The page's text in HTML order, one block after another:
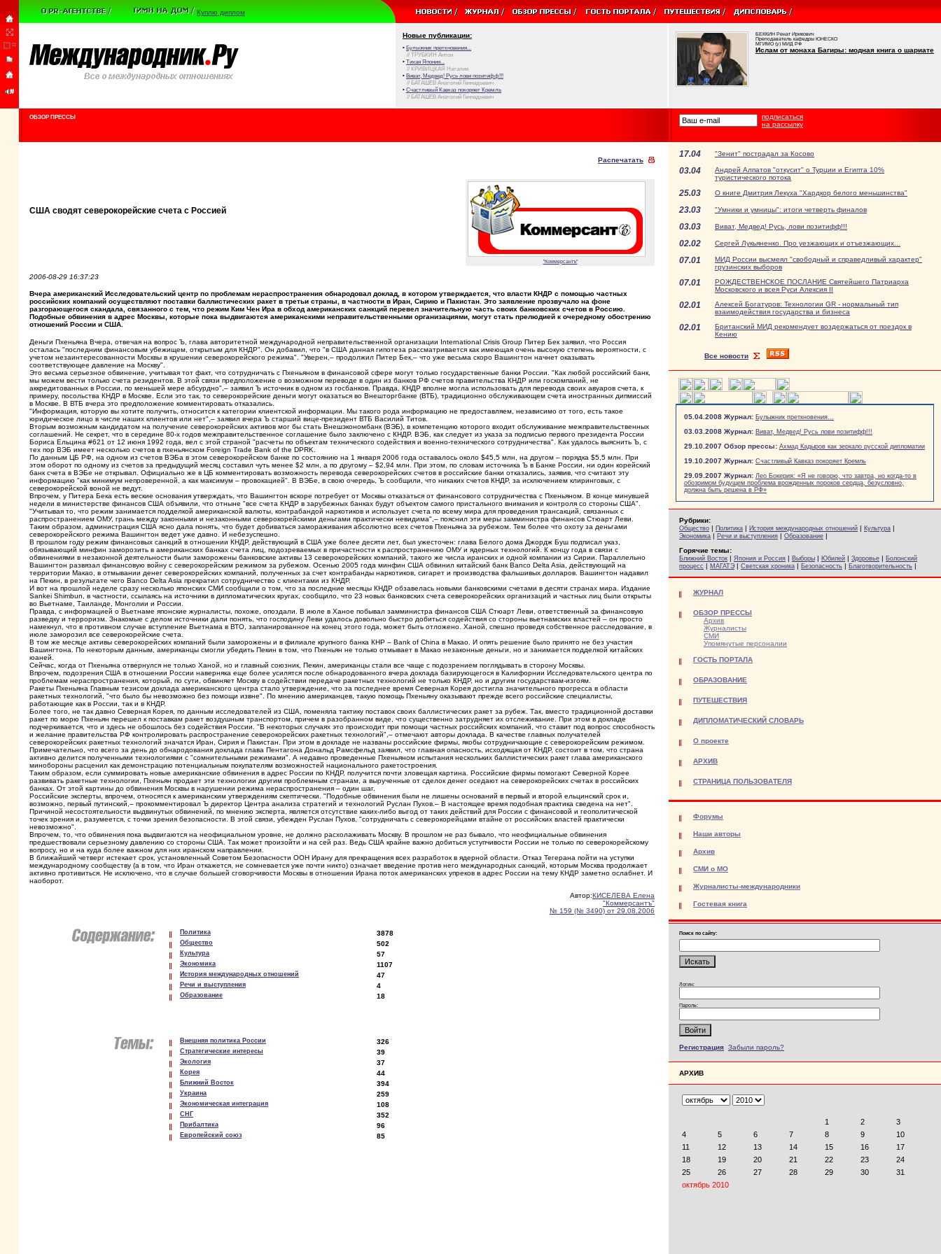
Куплю диплом
Новые публикации:
• Булыжник преткновения...
// ТРУБКИН Антон
• Тихая Япония...
// КРИВИЦКАЯ Наталия
• Виват, Медвед! Русь лови позитифф!!!
// БАТАШЕВ Анатолий Геннадьевич
• Счастливый Кавказ покоряет Кремль
// БАТАШЕВ Анатолий Геннадьевич
БЕККИН Ренат Ирикович
Преподаватель кафедры ЮНЕСКО
МГИМО (у) МИД РФ
Ислам от монаха Багиры: модная книга о шариате
ОБЗОР ПРЕССЫ
подписаться
на рассылку
Распечатать
США сводят северокорейские счета с Россией
"Коммерсантъ"
2006-08-29 16:37:23
Вчера американский Исследовательский центр по проблемам нераспространения обнародовал доклад, в котором утверждается, что власти КНДР с помощью частных
российских компаний осуществляют поставки баллистических ракет в третьи страны, в частности в Иран, Сирию и Пакистан. Это заявление прозвучало на фоне
разгорающегося скандала, связанного с тем, что режим Ким Чен Ира в обход американских санкций перевел значительную часть своих банковских счетов в Россию.
Подобные обвинения в адрес Москвы, которые пока выдвигаются американскими неправительственными организациями, могут стать прелюдией к очередному обострению
отношений России и США.
Деньги Пхеньяна Вчера, отвечая на вопрос Ъ, глава авторитетной международной неправительственной организации International Crisis Group Питер Бек заявил, что Россия
осталась "последним финансовым убежищем, открытым для КНДР". Он добавил, что "в США данная гипотеза рассматривается как имеющая очень высокую степень вероятности, с
учетом незаинтересованности Москвы в крушении северокорейского режима". "Уверен,– продолжил Питер Бек,– что уже весьма скоро Вашингтон начнет оказывать
соответствующее давление на Москву".
Это весьма серьезное обвинение, учитывая тот факт, что сотрудничать с Пхеньяном в финансовой сфере могут только государственные банки России. "Как любой российский банк,
мы можем вести только счета резидентов. В этой связи предположение о возможном переводе в один из банков РФ счетов правительства КНДР или госкомпаний, не
аккредитованных в России, по меньшей мере абсурдно",– заявил Ъ источник в одном из госбанков. Правда, КНДР вполне могла использовать для перевода своих авуаров счета, к
примеру, посольства КНДР в Москве. Если это так, то северокорейские деньги могут оказаться во Внешторгбанке (ВТБ), традиционно обслуживающем счета иностранных дипмиссий
в Москве. В ВТБ вчера это предположение комментировать отказались.
"Информация, которую вы хотите получить, относится к категории клиентской информации. Мы такого рода информацию не предоставляем, независимо от того, есть такое
юридическое лицо в числе наших клиентов или нет",– заявил вчера Ъ старший вице-президент ВТБ Василий Титов.
Вторым возможным кандидатом на получение северокорейских активов мог бы стать Внешэкономбанк (ВЭБ), в компетенцию которого входит обслуживание межправительственных
соглашений. Не секрет, что в середине 80-х годов межправительственное соглашение было заключено с КНДР. ВЭБ, как следует из указа за подписью первого президента России
Бориса Ельцина #621 от 12 июня 1992 года, вел с этой страной "расчеты по объектам технического содействия и военно-технического сотрудничества". Как удалось выяснить Ъ, с
тех пор ВЭБ имеет несколько счетов в пхеньянском Foreign Trade Bank of the DPRK.
По данным ЦБ РФ, на одном из счетов ВЭБа в этом северокорейском банке по состоянию на 1 января 2006 года оставалось около $45,5 млн, на другом – порядка $5,5 млн. При
этом оборот по одному из счетов за предыдущий месяц составил чуть менее $2 млн, а по другому – $2,94 млн. При этом, по словам источника Ъ в Банке России, ни один корейский
банк счета в ВЭБе не открывал. Официально же в ЦБ комментировать возможность перевода северокорейских счетов в российские банки отказались, заявив, что считают эту
информацию "как минимум непроверенной, а как максимум – провокацией". В ВЭБе, в свою очередь, Ъ сообщили, что никаких счетов КНДР, за исключением клиринговых, с
северокорейской воной не ведут.
Впрочем, у Питера Бека есть веские основания утверждать, что Вашингтон вскоре потребует от Москвы отказаться от финансового сотрудничества с Пхеньяном. В конце минувшей
недели в министерстве финансов США объявили, что отныне "все счета КНДР в зарубежных банках будут объектом самого пристального внимания и контроля со стороны США".
"Учитывая то, что режим занимается подделкой американской валюты, контрабандой наркотиков и использует счета по всему мира для проведения трансакций, связанных с
распространением ОМУ, грань между законными и незаконными северокорейскими деньгами практически невидима",– пояснил эти меры замминистра финансов Стюарт Леви.
Таким образом, администрация США ясно дала понять, что будет добиваться замораживания абсолютно всех счетов Пхеньяна за рубежом. Тем более что охоту за деньгами
северокорейского режима Вашингтон ведет уже давно. И небезуспешно.
В прошлом году режим финансовых санкций в отношении КНДР, действующий в США уже более десяти лет, был ужесточен: глава Белого дома Джордж Буш подписал указ,
обязывающий минфин заморозить в американских банках счета лиц, подозреваемых в причастности к распространению ОМУ и ядерных технологий. К концу года в связи с
обвинениями в незаконной деятельности были заморожены банковские активы 13 северокорейских компаний, такого же числа иранских и одной компании из Сирии. Параллельно
Вашингтон развязал финансовую войну с северокорейским режимом за рубежом. Осенью 2005 года минфин США обвинил китайский банк Banco Delta Asia, действующий на
территории Макао, в отмывании денег северокорейских компаний, полученных за счет контрабанды наркотиков, сигарет и производства фальшивых долларов. Вашингтон надавил
на Пекин, в результате чего Banco Delta Asia прекратил сотрудничество с клиентами из КНДР.
И вот на прошлой неделе сразу несколько японских СМИ сообщили о том, что за последние месяцы КНДР обзавелась новыми банковскими счетами в десяти странах мира. Издание
Sankei Shimbun, в частности, ссылаясь на источники в дипломатических кругах, сообщило, что 23 новых банковских счета северокорейских организаций и частных лиц были открыты
во Вьетнаме, Таиланде, Монголии и России.
Правда, с информацией о Вьетнаме японские журналисты, похоже, опоздали. В июле в Ханое побывал замминистра финансов США Стюарт Леви, ответственный за финансовую
разведку и терроризм. Знакомые с делом источники дали понять, что господину Леви удалось довольно быстро добиться содействия со стороны вьетнамских властей – он просто
намекнул, что в противном случае вступление Вьетнама в ВТО, запланированное на конец этого года, может быть отложено. Ханой, спешно проведя собственное расследование, в
июле заморозил все северокорейские счета.
В том же месяце активы северокорейских компаний были заморожены и в филиале крупного банка КНР – Bank of China в Макао. И опять решение было принято не без участия
Вашингтона. По некоторым данным, американцы смогли убедить Пекин в том, что Пхеньян не только отмывает в Макао незаконные деньги, но и занимается подделкой китайских
юаней.
Сейчас, когда от Пхеньяна отвернулся не только Ханой, но и главный союзник, Пекин, американцы стали все чаще с подозрением поглядывать в сторону Москвы.
Впрочем, подозрения США в отношении России наверняка еще более усилятся после обнародованного вчера доклада базирующегося в Калифорнии Исследовательского центра по
проблемам нераспространения, который, по сути, обвиняет Москву в содействии передаче ракетных технологий не только КНДР, но и другим государствам-изгоям.
Ракеты Пхеньяна Главным тезисом доклада американского центра стало утверждение, что за последнее время Северная Корея достигла значительного прогресса в области
ракетных технологий, "что было бы невозможно без помощи извне". По мнению американцев, такую помощь Пхеньяну оказывают прежде всего российские специалисты,
работающие как в России, так и в КНДР.
Более того, не так давно Северная Корея, по данным исследователей из США, поменяла тактику поставок своих баллистических ракет за рубеж. Так, вместо традиционной доставки
ракет по морю Пхеньян перешел к поставкам ракет воздушным транспортом, причем в разобранном виде, что существенно затрудняет их отслеживание. При этом в докладе
подчеркивается, что и здесь не обошлось без содействия России. "В некоторых случаях это происходит при помощи частных российских компаний, что ставит под вопрос способность
и желание правительства РФ контролировать распространение северокорейских ракетных технологий",– отмечают авторы доклада. В качестве главных получателей
северокорейских ракетных технологий значатся Иран, Сирия и Пакистан. При этом в докладе не названы российские фирмы, якобы сотрудничающие с северокорейским режимом.
Примечательно, что всего за день до обнародования доклада глава Пентагона Дональд Рамсфельд заявил, что главная опасность, исходящая от КНДР, состоит в том, что страна
активно делится полученными технологиями с "сомнительными режимами". А недавно проведенные Пхеньяном испытания нескольких баллистических ракет глава американского
минобороны расценил как демонстрацию потенциальным покупателям возможностей национального ракетостроения.
Таким образом, если суммировать новые американские обвинения в адрес России по КНДР, получится почти зловещая картина. Российские фирмы помогают Северной Корее
развивать ракетные технологии, Пхеньян продает эти технологии другим проблемным странам, а вырученные от сделок денег оседают на северокорейских счетах в российских
банках. От этой картины до обвинения Москвы в нарушении режима нераспространения – один шаг.
Российские эксперты, впрочем, относятся к американским утверждениям скептически. "Подобные обвинения были не лишены оснований в первый и второй ельцинский срок и,
возможно, первый путинский,– прокомментировал Ъ директор Центра анализа стратегий и технологий Руслан Пухов.– В настоящее время подобная практика сведена на нет".
Причиной несостоятельности выдвинутых обвинений, по мнению эксперта, является отсутствие каких-либо выгод от таких действий для России с финансовой и геополитической
точек зрения и, разумеется, с точки зрения безопасности. В этой связи, убежден Руслан Пухов, "сотрудничать с северокорейцами втайне от российских властей практически
невозможно".
Впрочем, то, что обвинения пока выдвигаются на неофициальном уровне, не должно расхолаживать Москву. В прошлом не раз бывало, что неофициальные обвинения
предшествовали серьезному давлению со стороны США. Так может произойти и на сей раз. Ведь США крайне важно добиться уступчивости России не только по северокорейскому
вопросу, но и на куда более важном для них иранском направлении.
В ближайший четверг истекает срок, установленный Советом Безопасности ООН Ирану для прекращения всех разработок в ядерной области. Отказ Тегерана пойти на уступки
международному сообществу (а в том, что Иран откажется, не сомневается уже почти никто) означает введение против него международных санкций, которым Москва продолжает
активно противиться. Не исключено, что в случае большей сговорчивости Москвы в отношении Ирана поток американских упреков в адрес России на тему КНДР заметно ослабнет. И
наоборот.
Автор:КИСЕЛЕВА Елена
"Коммерсантъ"
№ 159 (№ 3490) от 29.08.2006
Политика 3878
Общество 502
Культура 57
Экономика 1107
История международных отношений 47
Речи и выступления 4
Образование 18
Внешняя политика России 326
Стратегические интересы 39
Экология 37
Корея 44
Ближний Восток 394
Украина 259
Экономическая интеграция 108
СНГ 352
Прибалтика 96
Европейский союз 85
17.04 "Зенит" пострадал за Косово
03.04
Андрей Алпатов "откусит" о Турции и Египта 10%
туристического потока
25.03 О книге Дмитрия Лекуха "Хардкор белого меньшинства"
23.03 "Умники и умницы": итоги четверть финалов
03.03 Виват, Медвед! Русь, лови позитифф!!!
02.02 Сергей Лукьяненко. Про уезжающих и отъезжающих...
07.01
МИД России высмеял "свободный и справедливый характер"
грузинских выборов
07.01
РОЖДЕСТВЕНСКОЕ ПОСЛАНИЕ Святейшего Патриарха
Московского и всея Руси Алексия II
02.01
Алексей Богатуров: Технологии GR - нормальный тип
взаимодействия государства и бизнеса
02.01
Британский МИД рекомендует воздержаться от поездок в
Кению
Все новости
05.04.2008 Журнал: Булыжник преткновения...
03.03.2008 Журнал: Виват, Медвед! Русь лови позитифф!!!
29.10.2007 Обзор прессы: Ахмад Кадыров как зеркало русской дипломатии
19.10.2007 Журнал: Счастливый Кавказ покоряет Кремль
29.09.2007 Журнал: Лео Бокерия: «Я не говорю, что завтра, но когда-то в
обозримом будущем проблема врожденных пороков сердца, безусловно,
должна быть решена в РФ»
Рубрики:
Общество | Политика | История международных отношений | Культура |
Экономика | Речи и выступления | Образование |
Горячие темы:
Ближний Восток | Япония и Россия | Выборы | Юбилей | Здоровье | Болонский
процесс | МАГАТЭ | Светская хроника | Безопасность | Благотворительность |
ЖУРНАЛ
ОБЗОР ПРЕССЫ
Архив
Журналисты
СМИ
Упомянутые персоналии
ГОСТЬ ПОРТАЛА
ОБРАЗОВАНИЕ
ПУТЕШЕСТВИЯ
ДИПЛОМАТИЧЕСКИЙ СЛОВАРЬ
О проекте
АРХИВ
СТРАНИЦА ПОЛЬЗОВАТЕЛЯ
Форумы
Наши авторы
Архив
СМИ о МО
Журналисты-международники
Гостевая книга
Поиск по сайту:
Логин:
Пароль:
Регистрация Забыли пароль?
АРХИВ